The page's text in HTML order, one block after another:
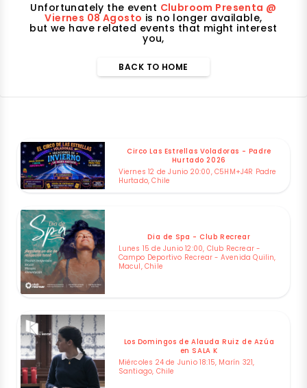
Unfortunately the event Clubroom Presenta @
Viernes 08 Agosto is no longer available,
but we have related events that might interest
you,
BACK TO HOME
Circo Las Estrellas Voladoras - Padre
Hurtado 2026
Viernes 12 de Junio 20:00, C5HM+J4R Padre
Hurtado, Chile
Dia de Spa - Club Recrear
Lunes 15 de Junio 12:00, Club Recrear -
Campo Deportivo Recrear - Avenida Quilin,
Macul, Chile
Los Domingos de Alauda Ruiz de Azúa
en SALA K
Miércoles 24 de Junio 18:15, Marín 321,
Santiago, Chile